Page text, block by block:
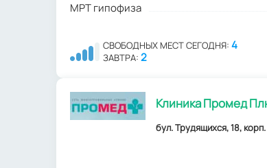
МРТ гипофиза
СВОБОДНЫХ МЕСТ СЕГОДНЯ: 4
ЗАВТРА: 2
Клиника Промед
бул. Трудящихся, 18,